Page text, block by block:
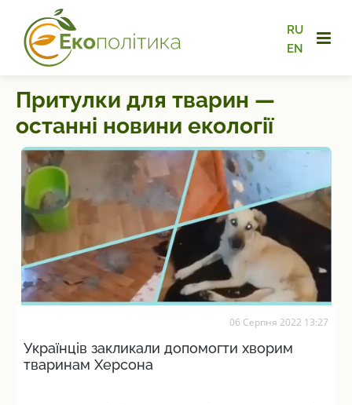
RU
EN
Притулки для тварин —
останні новини екології
06 Серпня 2022 13:27
Українців закликали допомогти хворим
тваринам Херсона